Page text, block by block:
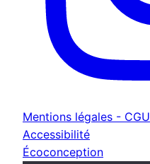
Mentions légales - CGU
Accessibilité
Écoconception